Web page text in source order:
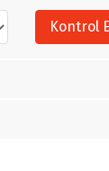
Kontrol